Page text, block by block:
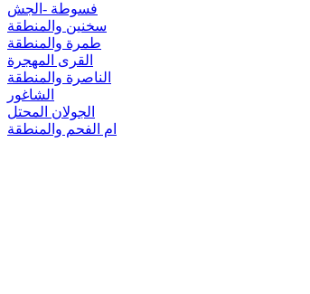
فسوطة -الجش
سخنين والمنطقة
طمرة والمنطقة
القرى المهجرة
الناصرة والمنطقة
الشاغور
الجولان المحتل
ام الفحم والمنطقة